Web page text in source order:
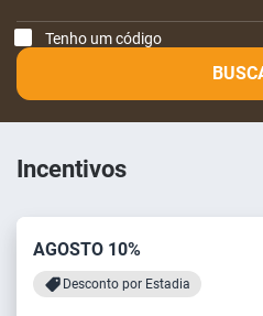
Tenho um código
Incentivos
AGOSTO 10%
Desconto por Estadia